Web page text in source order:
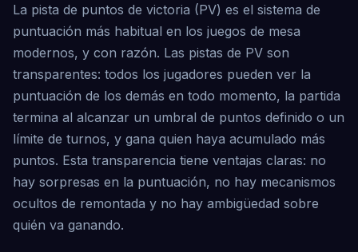
La pista de puntos de victoria (PV) es el sistema de
puntuación más habitual en los juegos de mesa
modernos, y con razón. Las pistas de PV son
transparentes: todos los jugadores pueden ver la
puntuación de los demás en todo momento, la partida
termina al alcanzar un umbral de puntos definido o un
límite de turnos, y gana quien haya acumulado más
puntos. Esta transparencia tiene ventajas claras: no
hay sorpresas en la puntuación, no hay mecanismos
ocultos de remontada y no hay ambigüedad sobre
quién va ganando.